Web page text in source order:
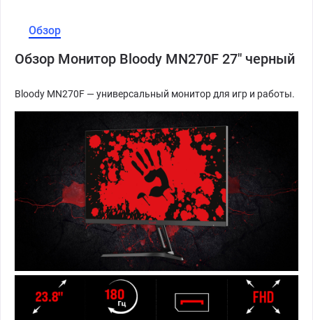
Обзор
Обзор Монитор Bloody MN270F 27" черный
Bloody MN270F — универсальный монитор для игр и работы.